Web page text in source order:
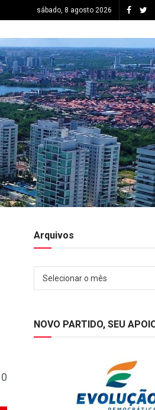
sábado, 8 agosto 2026
0
Arquivos
Selecionar o mês
NOVO PARTIDO, SEU